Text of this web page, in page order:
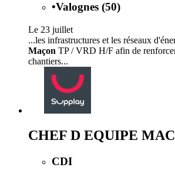
•Valognes (50)
Le 23 juillet
...les infrastructures et les réseaux
Maçon TP / VRD H/F afin de
chantiers...
CHEF D EQUIPE
CDI